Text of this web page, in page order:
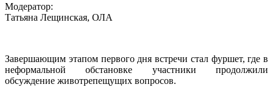
Модератор:
Татьяна Лещинская, ОЛА
Завершающим этапом первого дня встречи стал фуршет, где в
неформальной обстановке участники продолжили
обсуждение животрепещущих вопросов.